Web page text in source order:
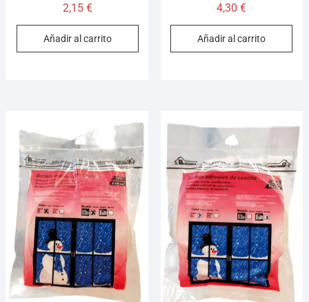
2,15 €
Añadir al carrito
4,30€
Añadir al carrito